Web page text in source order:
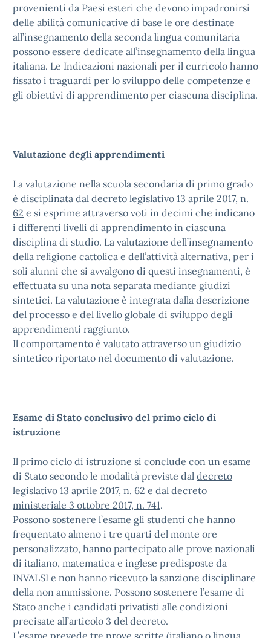
provenienti da Paesi esteri che devono impadronirsi
delle abilità comunicative di base le ore destinate
all’insegnamento della seconda lingua comunitaria
possono essere dedicate all’insegnamento della lingua
italiana. Le Indicazioni nazionali per il curricolo hanno
fissato i traguardi per lo sviluppo delle competenze e
gli obiettivi di apprendimento per ciascuna disciplina.
Valutazione degli apprendimenti
La valutazione nella scuola secondaria di primo grado
è disciplinata dal decreto legislativo 13 aprile 2017, n.
62 e si esprime attraverso voti in decimi che indicano
i differenti livelli di apprendimento in ciascuna
disciplina di studio. La valutazione dell’insegnamento
della religione cattolica e dell’attività alternativa, per i
soli alunni che si avvalgono di questi insegnamenti, è
effettuata su una nota separata mediante giudizi
sintetici. La valutazione è integrata dalla descrizione
del processo e del livello globale di sviluppo degli
apprendimenti raggiunto.
Il comportamento è valutato attraverso un giudizio
sintetico riportato nel documento di valutazione.
Esame di Stato conclusivo del primo ciclo di
istruzione
Il primo ciclo di istruzione si conclude con un esame
di Stato secondo le modalità previste dal decreto
legislativo 13 aprile 2017, n. 62 e dal decreto
ministeriale 3 ottobre 2017, n. 741.
Possono sostenere l’esame gli studenti che hanno
frequentato almeno i tre quarti del monte ore
personalizzato, hanno partecipato alle prove nazionali
di italiano, matematica e inglese predisposte da
INVALSI e non hanno ricevuto la sanzione disciplinare
della non ammissione. Possono sostenere l’esame di
Stato anche i candidati privatisti alle condizioni
precisate all’articolo 3 del decreto.
L’esame prevede tre prove scritte (italiano o lingua